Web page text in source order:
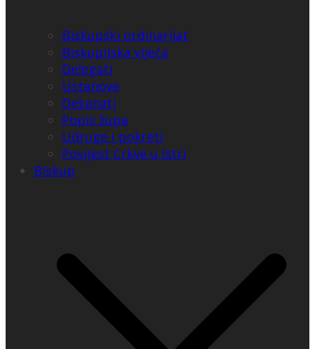
Biskupski ordinarijat
Biskupijska vijeća
Delegati
Ustanove
Dekanati
Popis župa
Udruge i pokreti
Povijest Crkve u Istri
Biskup